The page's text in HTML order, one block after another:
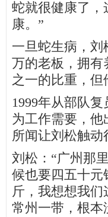
蛇就很健康了，
康。”
一旦蛇生病，
万的老板，拥有
之一的比重，
1999年从部队
为工作需要，
所闻让刘松触动
刘松：“广州那
候也要四五十元
斤，我想想我
常州一带，根本